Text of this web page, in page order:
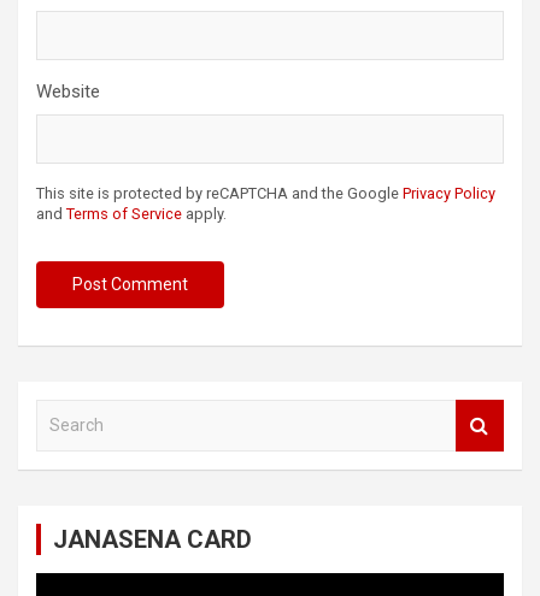
Website
This site is protected by reCAPTCHA and the Google Privacy Policy
and Terms of Service apply.
JANASENA CARD